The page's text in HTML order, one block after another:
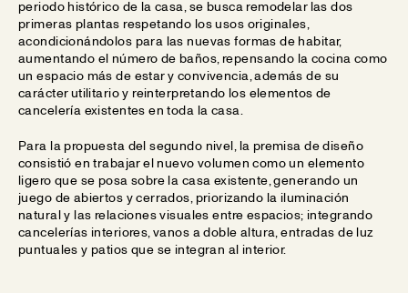
periodo histórico de la casa, se busca remodelar las dos
primeras plantas respetando los usos originales,
acondicionándolos para las nuevas formas de habitar,
aumentando el número de baños, repensando la cocina como
un espacio más de estar y convivencia, además de su
carácter utilitario y reinterpretando los elementos de
cancelería existentes en toda la casa.
Para la propuesta del segundo nivel, la premisa de diseño
consistió en trabajar el nuevo volumen como un elemento
ligero que se posa sobre la casa existente, generando un
juego de abiertos y cerrados, priorizando la iluminación
natural y las relaciones visuales entre espacios; integrando
cancelerías interiores, vanos a doble altura, entradas de luz
puntuales y patios que se integran al interior.